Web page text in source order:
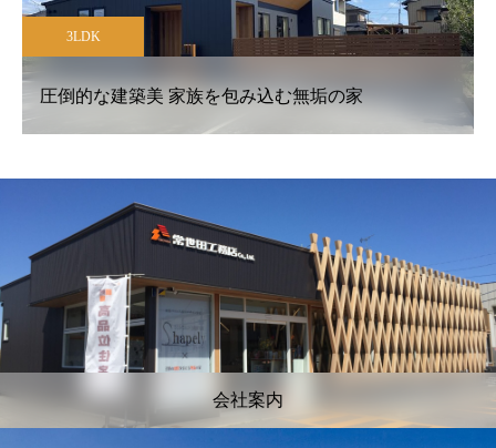
3LDK
圧倒的な建築美 家族を包み込む無垢の家
会社案内